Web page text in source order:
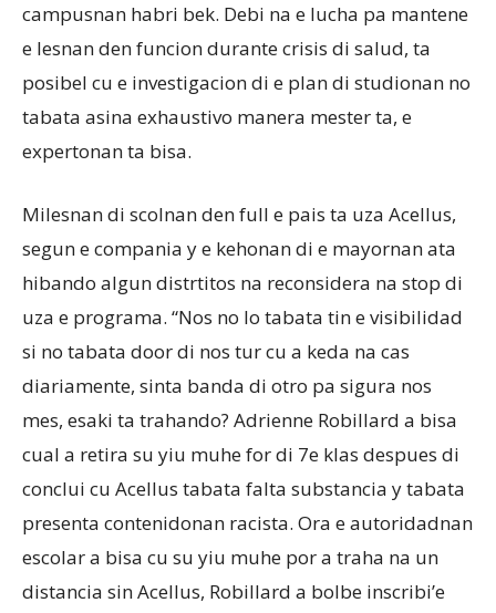
campusnan habri bek. Debi na e lucha pa mantene
e lesnan den funcion durante crisis di salud, ta
posibel cu e investigacion di e plan di studionan no
tabata asina exhaustivo manera mester ta, e
expertonan ta bisa.
Milesnan di scolnan den full e pais ta uza Acellus,
segun e compania y e kehonan di e mayornan ata
hibando algun distrtitos na reconsidera na stop di
uza e programa. “Nos no lo tabata tin e visibilidad
si no tabata door di nos tur cu a keda na cas
diariamente, sinta banda di otro pa sigura nos
mes, esaki ta trahando? Adrienne Robillard a bisa
cual a retira su yiu muhe for di 7e klas despues di
conclui cu Acellus tabata falta substancia y tabata
presenta contenidonan racista. Ora e autoridadnan
escolar a bisa cu su yiu muhe por a traha na un
distancia sin Acellus, Robillard a bolbe inscribi’e